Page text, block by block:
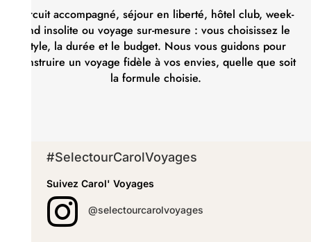
Circuit accompagné, séjour en liberté, hôtel club, week-
end insolite ou voyage sur-mesure : vous choisissez le
style, la durée et le budget. Nous vous guidons pour
construire un voyage fidèle à vos envies, quelle que soit
la formule choisie.
#SelectourCarolVoyages
Suivez Carol' Voyages
 @selectourcarolvoyages